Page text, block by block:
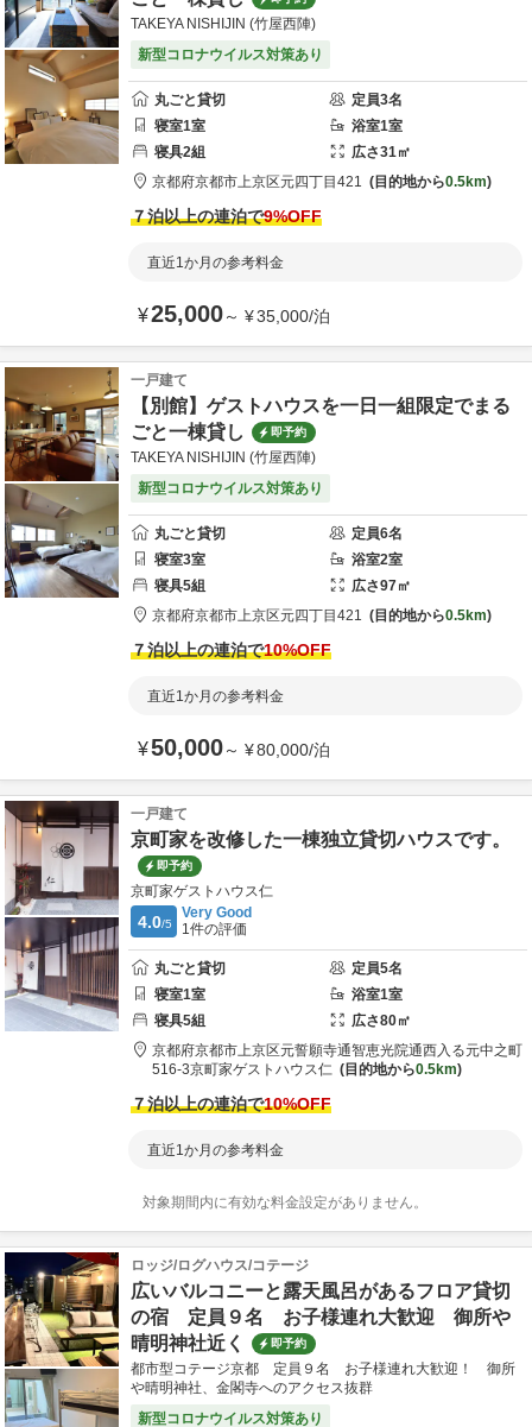
TAKEYA NISHIJIN (竹屋西陣)
新型コロナウイルス対策あり
丸ごと貸切 定員3名
寝室1室 浴室1室
寝具2組 広さ31㎡
京都府京都市上京区元四丁目421 目的地から0.5km
７泊以上の連泊で9%OFF
直近1か月の参考料金
¥25,000～ ¥35,000/泊
一戸建て
【別館】ゲストハウスを一日一組限定でまる
ごと一棟貸し
即予約
TAKEYA NISHIJIN (竹屋西陣)
新型コロナウイルス対策あり
丸ごと貸切 定員6名
寝室3室 浴室2室
寝具5組 広さ97㎡
京都府京都市上京区元四丁目421 目的地から0.5km
７泊以上の連泊で10%OFF
直近1か月の参考料金
¥50,000～ ¥80,000/泊
一戸建て
京町家を改修した一棟独立貸切ハウスです。
即予約
京町家ゲストハウス仁
4.0/5
Very Good
1件の評価
丸ごと貸切 定員5名
寝室1室 浴室1室
寝具5組 広さ80㎡
京都府京都市上京区元誓願寺通智恵光院通西入る元中之町
516-3京町家ゲストハウス仁 目的地から0.5km
７泊以上の連泊で10%OFF
直近1か月の参考料金
対象期間内に有効な料金設定がありません。
ロッジ/ログハウス/コテージ
広いバルコニーと露天風呂があるフロア貸切
の宿 定員９名 お子様連れ大歓迎 御所や
晴明神社近く
即予約
都市型コテージ京都 定員９名 お子様連れ大歓迎！ 御所
や晴明神社、金閣寺へのアクセス抜群
新型コロナウイルス対策あり